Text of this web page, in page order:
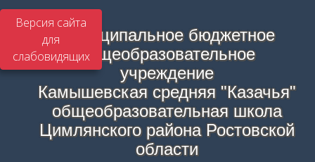
Версия сайта
для
слабовидящих
Муниципальное бюджетное
общеобразовательное
учреждение
Камышевская средняя "Казачья"
общеобразовательная школа
Цимлянского района Ростовской
области